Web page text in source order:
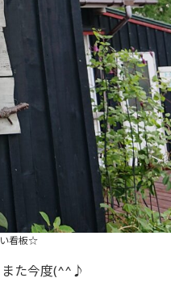
看板☆
また今度(^^♪